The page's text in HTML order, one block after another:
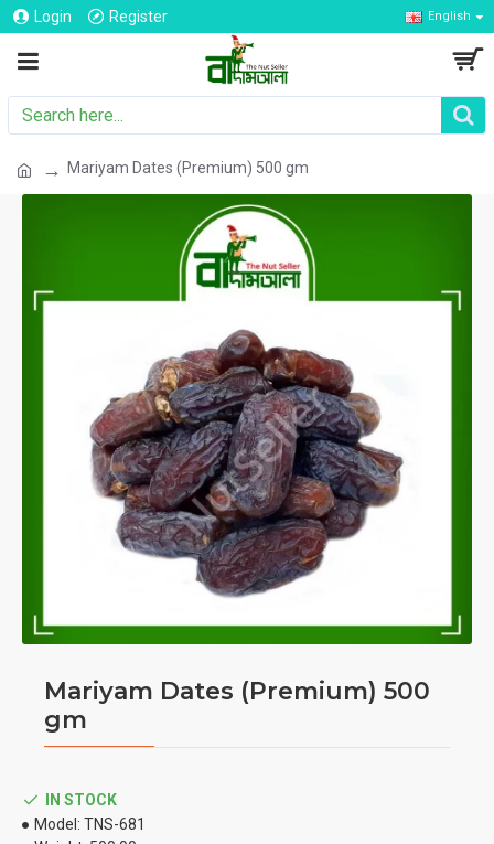
Login Register English
Mariyam Dates (Premium) 500 gm
Mariyam Dates (Premium) 500
gm
IN STOCK
Model: TNS-681